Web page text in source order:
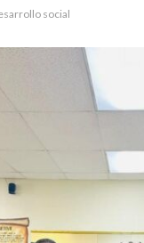
social